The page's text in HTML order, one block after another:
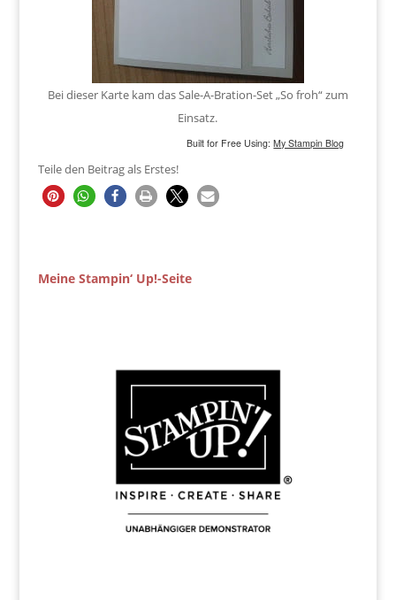
Bei dieser Karte kam das Sale-A-Bration-Set „So froh“ zum
Einsatz.
Built for Free Using:My Stampin Blog
Teile den Beitrag als Erstes!
Meine Stampin‘ Up!-Seite